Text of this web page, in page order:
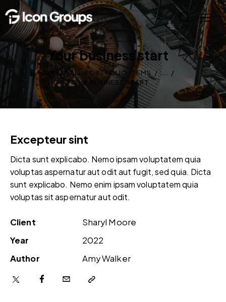
Your business start
HOME ALL PORTFOLIO ITEMS
YOUR BUSINESS START
Excepteur sint
Dicta sunt explicabo. Nemo ipsam voluptatem quia
voluptas aspernatur aut odit aut fugit, sed quia. Dicta
sunt explicabo. Nemo enim ipsam voluptatem quia
voluptas sit aspernatur aut odit.
Client
Sharyl Moore
Year
2022
Author
Amy Walker